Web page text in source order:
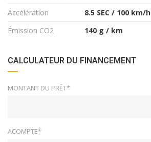
Accélération
8.5 SEC / 100 km/h
Émission CO2
140 g / km
CALCULATEUR DU FINANCEMENT
MONTANT DU PRÊT*
ACOMPTE*